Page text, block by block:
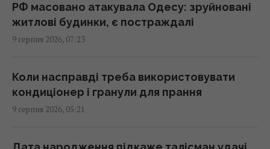
9 серпня сильна спека остаточно покине
Україну
Гороскоп на 9 серпня: Овнам –
прислухатися, Рибам – відпустити минуле
РФ масовано атакувала Одесу: зруйновані
житлові будинки, є постраждалі
9 серпня 2026, 07:23
Коли насправді треба використовувати
кондиціонер і гранули для прання
9 серпня 2026, 05:21